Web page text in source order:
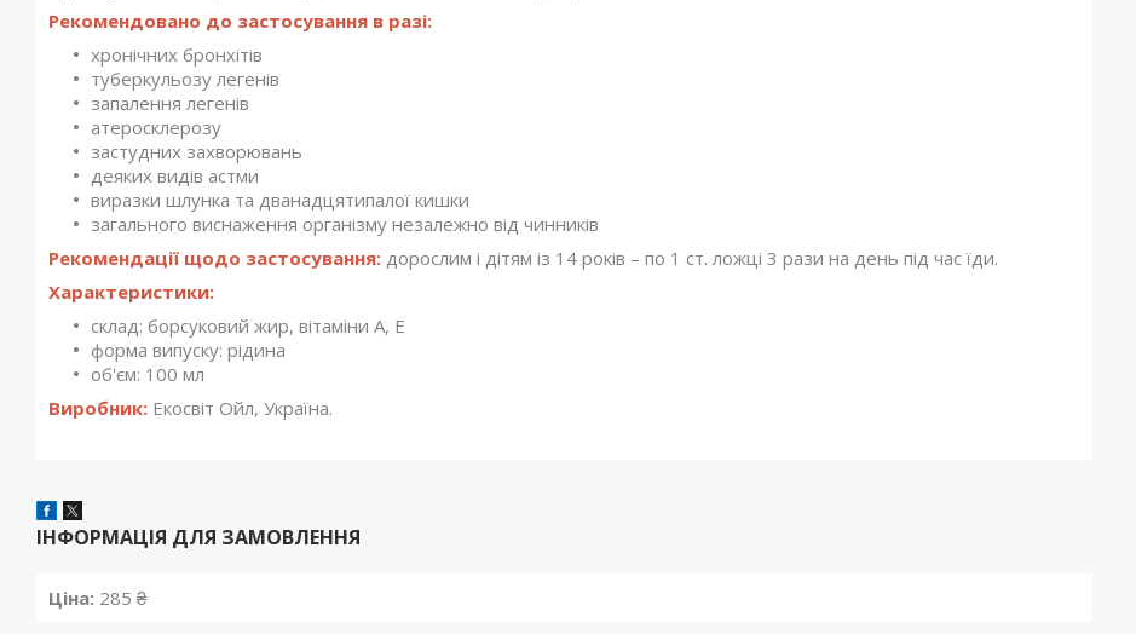
Рекомендовано до застосування в разі:
хронічних бронхітів
туберкульозу легенів
запалення легенів
атеросклерозу
застудних захворювань
деяких видів астми
виразки шлунка та дванадцятипалої кишки
загального виснаження організму незалежно від чинників
Рекомендації щодо застосування: дорослим і дітям із 14 років – по 1 ст. ложці 3 рази на день під час їди.
Характеристики:
склад: борсуковий жир, вітаміни А, Е
форма випуску: рідина
об'єм: 100 мл
Виробник: Екосвіт Ойл, Україна.
ІНФОРМАЦІЯ ДЛЯ ЗАМОВЛЕННЯ
Ціна: 285 ₴